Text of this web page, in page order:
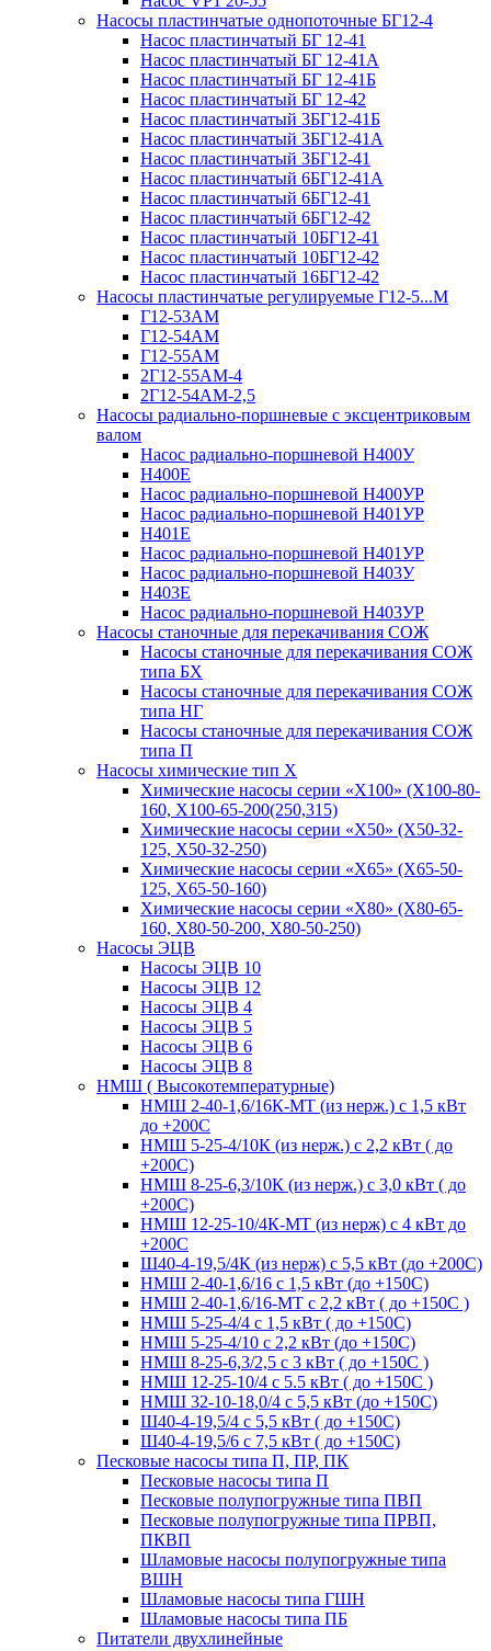
Насосы пластинчатые однопоточные БГ12-4
Насос пластинчатый БГ 12-41
Насос пластинчатый БГ 12-41А
Насос пластинчатый БГ 12-41Б
Насос пластинчатый БГ 12-42
Насос пластинчатый 3БГ12-41Б
Насос пластинчатый 3БГ12-41А
Насос пластинчатый 3БГ12-41
Насос пластинчатый 6БГ12-41А
Насос пластинчатый 6БГ12-41
Насос пластинчатый 6БГ12-42
Насос пластинчатый 10БГ12-41
Насос пластинчатый 10БГ12-42
Насос пластинчатый 16БГ12-42
Насосы пластинчатые регулируемые Г12-5...М
Г12-53АМ
Г12-54АМ
Г12-55АМ
2Г12-55АМ-4
2Г12-54АМ-2,5
Насосы радиально-поршневые с эксцентриковым
валом
Насос радиально-поршневой Н400У
Н400Е
Насос радиально-поршневой Н400УР
Насос радиально-поршневой Н401УР
Н401Е
Насос радиально-поршневой Н401УР
Насос радиально-поршневой Н403У
Н403Е
Насос радиально-поршневой Н403УР
Насосы станочные для перекачивания СОЖ
Насосы станочные для перекачивания СОЖ
типа БХ
Насосы станочные для перекачивания СОЖ
типа НГ
Насосы станочные для перекачивания СОЖ
типа П
Насосы химические тип Х
Химические насосы серии «Х100» (Х100-80-
160, Х100-65-200(250,315)
Химические насосы серии «Х50» (Х50-32-
125, Х50-32-250)
Химические насосы серии «Х65» (Х65-50-
125, Х65-50-160)
Химические насосы серии «Х80» (Х80-65-
160, Х80-50-200, Х80-50-250)
Насосы ЭЦВ
Насосы ЭЦВ 10
Насосы ЭЦВ 12
Насосы ЭЦВ 4
Насосы ЭЦВ 5
Насосы ЭЦВ 6
Насосы ЭЦВ 8
НМШ ( Высокотемпературные)
НМШ 2-40-1,6/16К-МТ (из нерж.) с 1,5 кВт
до +200С
НМШ 5-25-4/10К (из нерж.) с 2,2 кВт ( до
+200С)
НМШ 8-25-6,3/10К (из нерж.) с 3,0 кВт ( до
+200С)
НМШ 12-25-10/4К-МТ (из нерж) с 4 кВт до
+200С
Ш40-4-19,5/4К (из нерж) с 5,5 кВт (до +200С)
НМШ 2-40-1,6/16 с 1,5 кВт (до +150С)
НМШ 2-40-1,6/16-МТ с 2,2 кВт ( до +150С )
НМШ 5-25-4/4 с 1,5 кВт ( до +150С)
НМШ 5-25-4/10 с 2,2 кВт (до +150С)
НМШ 8-25-6,3/2,5 с 3 кВт ( до +150С )
НМШ 12-25-10/4 с 5.5 кВт ( до +150С )
НМШ 32-10-18,0/4 с 5,5 кВт (до +150С)
Ш40-4-19,5/4 с 5,5 кВт ( до +150С)
Ш40-4-19,5/6 с 7,5 кВт ( до +150С)
Песковые насосы типа П, ПР, ПК
Песковые насосы типа П
Песковые полупогружные типа ПВП
Песковые полупогружные типа ПРВП,
ПКВП
Шламовые насосы полупогружные типа
ВШН
Шламовые насосы типа ГШН
Шламовые насосы типа ПБ
Питатели двухлинейные